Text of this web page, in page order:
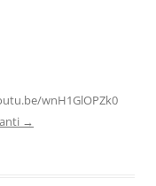
wnH1GlOPZk0
→